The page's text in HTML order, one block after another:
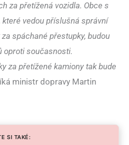
za přetížená vozidla. Obce s
vedou příslušná správní
spáchané přestupky, budou
oproti současnosti.
za přetížené kamiony tak bude
ministr dopravy Martin
SI TAKÉ: